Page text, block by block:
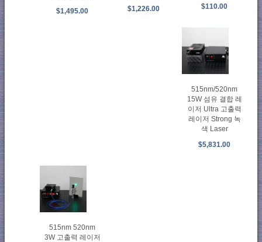
$1,495.00
$1,226.00
$110.00
515nm/520nm
15W 섬유 결합 레
이저 Ultra 고출력
레이저 Strong 녹
색 Laser
$5,831.00
515nm 520nm
3W 고출력 레이저